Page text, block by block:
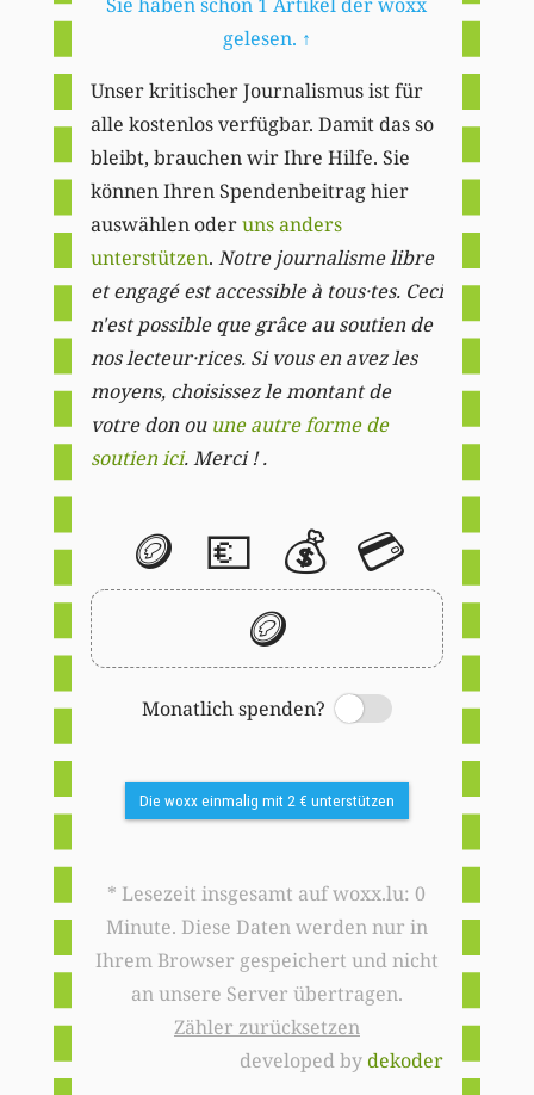
gelesen. ↑
Unser kritischer Journalismus ist für
alle kostenlos verfügbar. Damit das so
bleibt, brauchen wir Ihre Hilfe. Sie
können Ihren Spendenbeitrag hier
auswählen oderuns anders
unterstützen. Notre journalisme libre
et engagé est accessible à tous·tes. Ceci
n'est possible que grâce au soutien de
nos lecteur·rices. Si vous en avez les
moyens, choisissez le montant de
votre don ou une autre forme de
soutien ici. Merci ! .
🪙 💶 💰 💳
🪙
Monatlich spenden?
Switch
Die woxx einmalig mit 2 € unterstützen
* Lesezeit insgesamt auf woxx.lu: 0
Minute. Diese Daten werden nur in
Ihrem Browser gespeichert und nicht
an unsere Server übertragen.
Zähler zurücksetzen
developed bydekoder